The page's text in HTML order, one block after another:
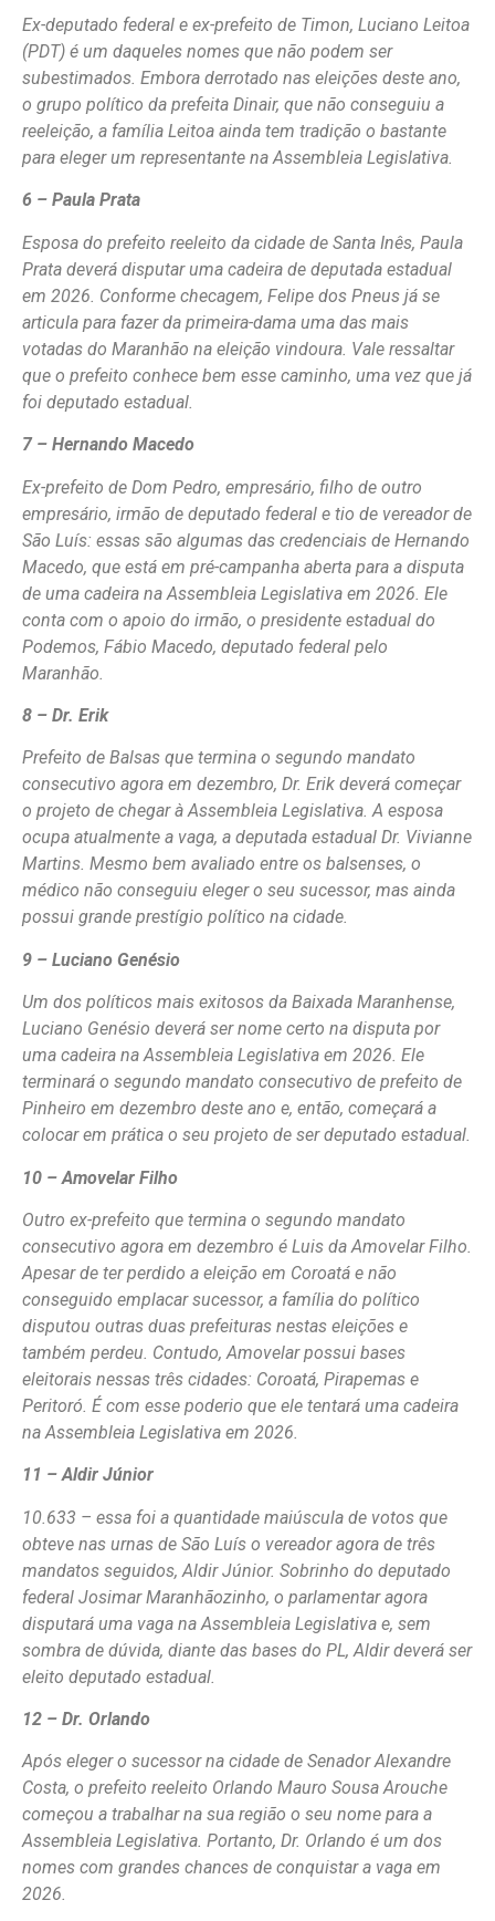
Ex-deputado federal e ex-prefeito de Timon, Luciano Leitoa
(PDT) é um daqueles nomes que não podem ser
subestimados. Embora derrotado nas eleições deste ano,
o grupo político da prefeita Dinair, que não conseguiu a
reeleição, a família Leitoa ainda tem tradição o bastante
para eleger um representante na Assembleia Legislativa.
6 – Paula Prata
Esposa do prefeito reeleito da cidade de Santa Inês, Paula
Prata deverá disputar uma cadeira de deputada estadual
em 2026. Conforme checagem, Felipe dos Pneus já se
articula para fazer da primeira-dama uma das mais
votadas do Maranhão na eleição vindoura. Vale ressaltar
que o prefeito conhece bem esse caminho, uma vez que já
foi deputado estadual.
7 – Hernando Macedo
Ex-prefeito de Dom Pedro, empresário, filho de outro
empresário, irmão de deputado federal e tio de vereador de
São Luís: essas são algumas das credenciais de Hernando
Macedo, que está em pré-campanha aberta para a disputa
de uma cadeira na Assembleia Legislativa em 2026. Ele
conta com o apoio do irmão, o presidente estadual do
Podemos, Fábio Macedo, deputado federal pelo
Maranhão.
8 – Dr. Erik
Prefeito de Balsas que termina o segundo mandato
consecutivo agora em dezembro, Dr. Erik deverá começar
o projeto de chegar à Assembleia Legislativa. A esposa
ocupa atualmente a vaga, a deputada estadual Dr. Vivianne
Martins. Mesmo bem avaliado entre os balsenses, o
médico não conseguiu eleger o seu sucessor, mas ainda
possui grande prestígio político na cidade.
9 – Luciano Genésio
Um dos políticos mais exitosos da Baixada Maranhense,
Luciano Genésio deverá ser nome certo na disputa por
uma cadeira na Assembleia Legislativa em 2026. Ele
terminará o segundo mandato consecutivo de prefeito de
Pinheiro em dezembro deste ano e, então, começará a
colocar em prática o seu projeto de ser deputado estadual.
10 – Amovelar Filho
Outro ex-prefeito que termina o segundo mandato
consecutivo agora em dezembro é Luis da Amovelar Filho.
Apesar de ter perdido a eleição em Coroatá e não
conseguido emplacar sucessor, a família do político
disputou outras duas prefeituras nestas eleições e
também perdeu. Contudo, Amovelar possui bases
eleitorais nessas três cidades: Coroatá, Pirapemas e
Peritoró. É com esse poderio que ele tentará uma cadeira
na Assembleia Legislativa em 2026.
11 – Aldir Júnior
10.633 – essa foi a quantidade maiúscula de votos que
obteve nas urnas de São Luís o vereador agora de três
mandatos seguidos, Aldir Júnior. Sobrinho do deputado
federal Josimar Maranhãozinho, o parlamentar agora
disputará uma vaga na Assembleia Legislativa e, sem
sombra de dúvida, diante das bases do PL, Aldir deverá ser
eleito deputado estadual.
12 – Dr. Orlando
Após eleger o sucessor na cidade de Senador Alexandre
Costa, o prefeito reeleito Orlando Mauro Sousa Arouche
começou a trabalhar na sua região o seu nome para a
Assembleia Legislativa. Portanto, Dr. Orlando é um dos
nomes com grandes chances de conquistar a vaga em
2026.